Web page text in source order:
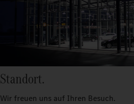
Standort.
Wir freuen uns auf Ihren Besuch.